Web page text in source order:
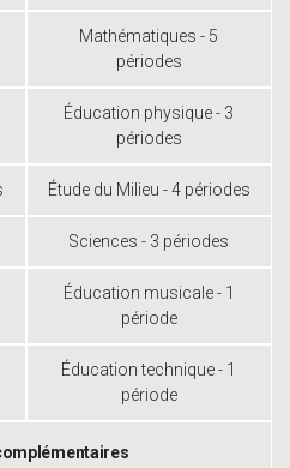
Mathématiques - 5
périodes
Éducation physique - 3
périodes
Étude du Milieu - 4 périodes
Sciences - 3 périodes
Éducation musicale - 1
période
Éducation technique - 1
période